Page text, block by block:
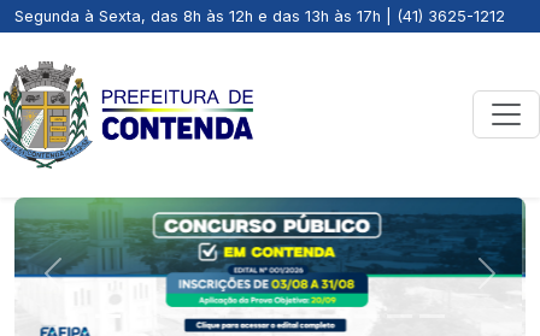
Segunda à Sexta, das 8h às 12h e das 13h às 17h | (41) 3625-1212
Previous Next